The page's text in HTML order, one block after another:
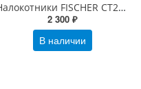
Налокотники FISCHER CT200 SR
2 300 ₽
В наличии